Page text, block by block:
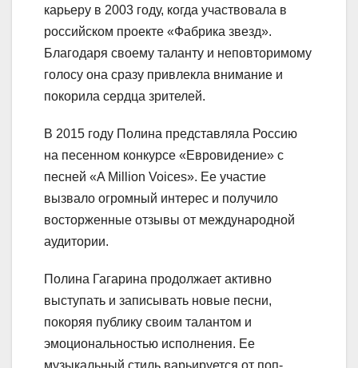
карьеру в 2003 году, когда участвовала в
российском проекте «Фабрика звезд».
Благодаря своему таланту и неповторимому
голосу она сразу привлекла внимание и
покорила сердца зрителей.
В 2015 году Полина представляла Россию
на песенном конкурсе «Евровидение» с
песней «A Million Voices». Ее участие
вызвало огромный интерес и получило
восторженные отзывы от международной
аудитории.
Полина Гагарина продолжает активно
выступать и записывать новые песни,
покоряя публику своим талантом и
эмоциональностью исполнения. Ее
музыкальный стиль варьируется от поп-